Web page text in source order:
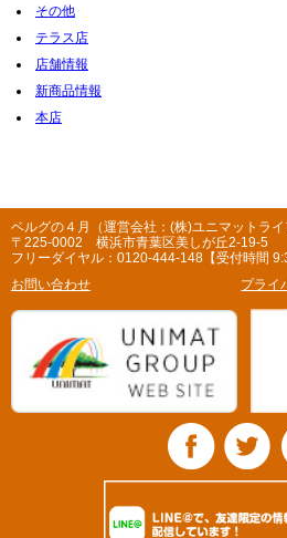
その他
テラス店
店舗情報
新商品情報
本店
ベルグの４月（運営会社：(株)ユニマットライ
〒225-0002 横浜市青葉区美しが丘2-19-5
フリーダイヤル：0120-444-148【受付時間
お問い合わせ
プライ